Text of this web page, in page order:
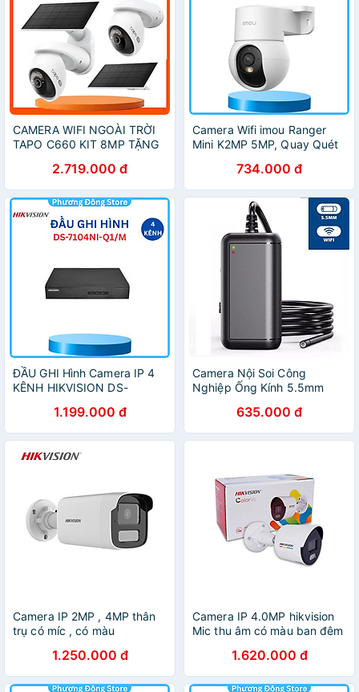
CAMERA WIFI NGOÀI TRỜI
TAPO C660 KIT 8MP TẶNG
GÓC NHÌN TOÀN CẢNH,
ĐÊM CÓ MÀU, WIFI KÉP,
CẢNH BÁO
2.719.000 đ
Camera Wifi imou Ranger
Mini K2MP 5MP, Quay Quét
Chiều, Màu Ban Đêm - Hàng
chính hãng
734.000 đ
ĐẦU GHI Hình Camera IP 4
KÊNH HIKVISION DS-
VGA, HIK-CONNECT - Hàng
Chính Hãng
1.199.000 đ
Camera Nội Soi Công
Nghiệp Ống Kính 5.5mm
Chống Nước WIFI Kết Nối
Không Dây Với Điện Thoại
F220 - Hàng Nhập Khẩu
635.000 đ
Camera IP 2MP , 4MP thân
trụ có míc , có màu
LIU , DS-2CD1T41G2-LIU -
Hàng chính hãng
1.250.000 đ
Camera IP 4.0MP hikvision
Mic thu âm có màu ban đêm
( DS-2CD1047G2-L, DS-
2CD1047G2-LUF DS-
2CD1347G2-L DS-
1.620.000 đ